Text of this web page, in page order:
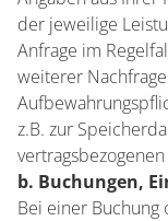
der jeweilige
Anfrage im
weiterer
z.B. zur
b. Buchungen,
Bei einer Buchung